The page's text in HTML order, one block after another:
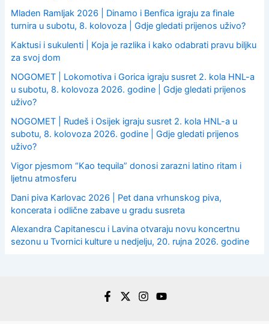
Mladen Ramljak 2026 | Dinamo i Benfica igraju za finale
turnira u subotu, 8. kolovoza | Gdje gledati prijenos uživo?
Kaktusi i sukulenti | Koja je razlika i kako odabrati pravu biljku
za svoj dom
NOGOMET | Lokomotiva i Gorica igraju susret 2. kola HNL-a
u subotu, 8. kolovoza 2026. godine | Gdje gledati prijenos
uživo?
NOGOMET | Rudeš i Osijek igraju susret 2. kola HNL-a u
subotu, 8. kolovoza 2026. godine | Gdje gledati prijenos
uživo?
Vigor pjesmom “Kao tequila” donosi zarazni latino ritam i
ljetnu atmosferu
Dani piva Karlovac 2026 | Pet dana vrhunskog piva,
koncerata i odlične zabave u gradu susreta
Alexandra Capitanescu i Lavina otvaraju novu koncertnu
sezonu u Tvornici kulture u nedjelju, 20. rujna 2026. godine